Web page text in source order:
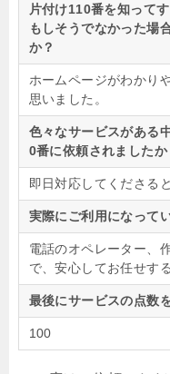
片付け110番を知って
もしそうでなかった場
か？
ホームページがわかり
思いました。
色々なサービスがある
0番に依頼されましたか
即日対応してくださる
実際にご利用になって
電話のオペレーター、
で、安心してお任せす
最後にサービスの点数
100